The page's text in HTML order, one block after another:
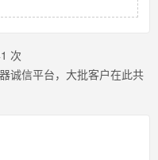
次
诚信平台，大批客户在此共